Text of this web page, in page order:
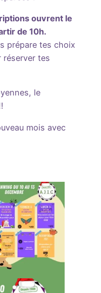
ouvrent le
de 10h.
prépare tes choix
réserver tes
le
mois avec